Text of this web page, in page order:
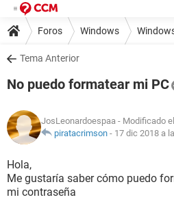
Foros Windows
Tema Anterior
No puedo formatear mi PC
JosLeonardoespaa - Modificado
piratacrimson - 17 dic 2018 a
Hola,
Me gustaría saber cómo puedo
mi contraseña